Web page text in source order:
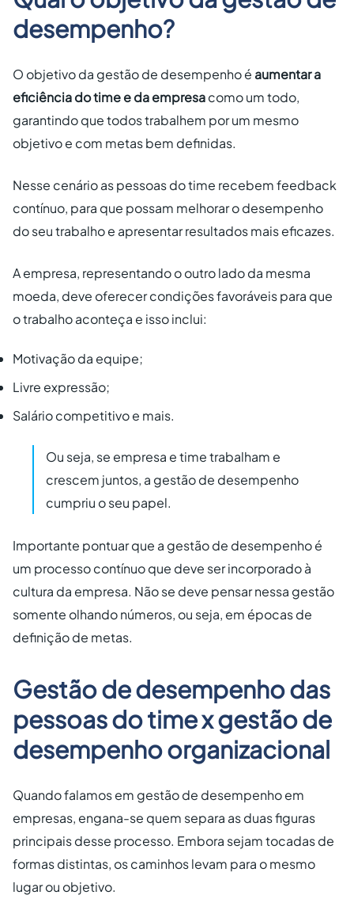
desempenho?
O objetivo da gestão de desempenho é aumentar a
eficiência do time e da empresacomo um todo,
garantindo que todos trabalhem por um mesmo
objetivo e com metas bem definidas.
Nesse cenário as pessoas do time recebem feedback
contínuo, para que possam melhorar o desempenho
do seu trabalho e apresentar resultados mais eficazes.
A empresa, representando o outro lado da mesma
moeda, deve oferecer condições favoráveis para que
o trabalho aconteça e isso inclui:
Motivação da equipe;
Livre expressão;
Salário competitivo e mais.
Ou seja, se empresa e time trabalham e
crescem juntos, a gestão de desempenho
cumpriu o seu papel.
Importante pontuar que a gestão de desempenho é
um processo contínuo que deve ser incorporado à
cultura da empresa. Não se deve pensar nessa gestão
somente olhando números, ou seja, em épocas de
definição de metas.
Gestão de desempenho das
pessoas do time x gestão de
desempenho organizacional
Quando falamos em gestão de desempenho em
empresas, engana-se quem separa as duas figuras
principais desse processo. Embora sejam tocadas de
formas distintas, os caminhos levam para o mesmo
lugar ou objetivo.